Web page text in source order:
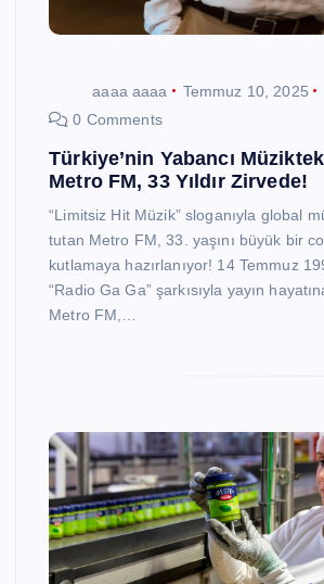
aaaa aaaa
Temmuz 10, 2025
0 Comments
Türkiye’nin Yabancı
Metro FM, 33 Yıldır Zirvede!
“Limitsiz Hit Müzik” sloganıyla global
tutan Metro FM, 33. yaşını büyük bir
kutlamaya hazırlanıyor! 14 Temmuz
“Radio Ga Ga” şarkısıyla yayın
Metro FM,…